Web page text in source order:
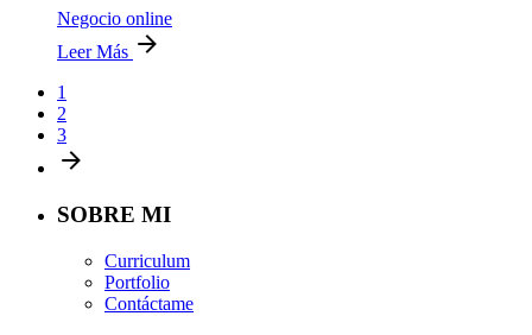
Negocio online
Leer Más
1
2
3
SOBRE MI
Curriculum
Portfolio
Contáctame